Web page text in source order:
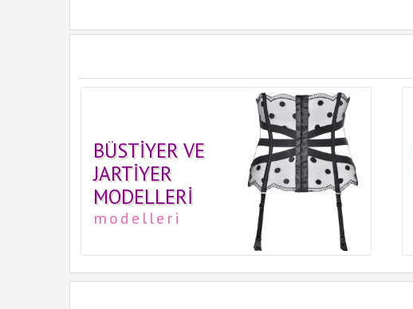
BÜSTIYER VE
JARTIYER
MODELLERI
modelleri